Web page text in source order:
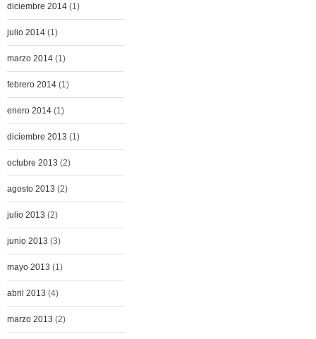
diciembre 2014 (1)
julio 2014 (1)
marzo 2014 (1)
febrero 2014 (1)
enero 2014 (1)
diciembre 2013 (1)
octubre 2013 (2)
agosto 2013 (2)
julio 2013 (2)
junio 2013 (3)
mayo 2013 (1)
abril 2013 (4)
marzo 2013 (2)